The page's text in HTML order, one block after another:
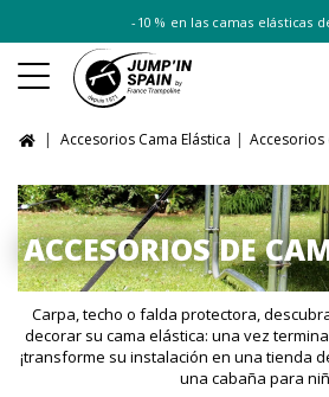
-10 % en las camas elásticas
Accesorios Cama Elástica Accesorios
ACCESORIOS DE
Carpa, techo o falda protectora,
decorar su cama elástica: una vez
¡transforme su instalación en una tienda
una cabaña para